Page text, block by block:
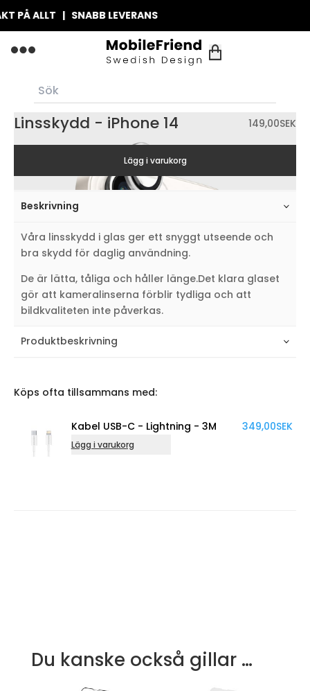
ALLT | SNABB LEVERANS
Linsskydd - iPhone 14 149,00SEK
Lägg i varukorg
Beskrivning
Våra linsskydd i glas ger ett snyggt utseende och
bra skydd för daglig användning.
De är lätta, tåliga och håller länge.Det klara glaset
gör att kameralinserna förblir tydliga och att
bildkvaliteten inte påverkas.
Produktbeskrivning
Köps ofta tillsammans med:
C - Lightning - 3M 349,00SEK Kabel USB-
Du kanske också gillar …